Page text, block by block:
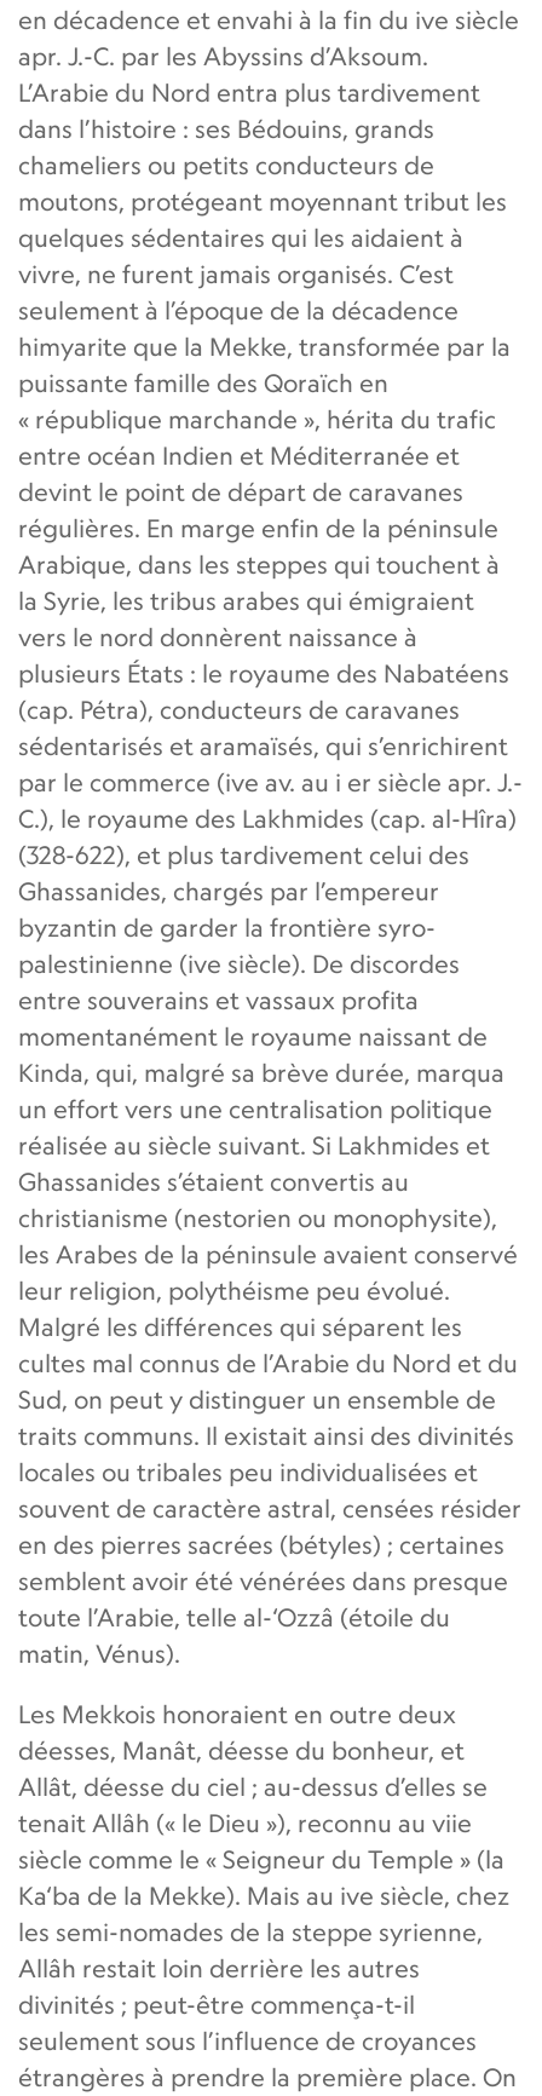
en décadence et envahi à la fin du ive siècle
apr. J.-C. par les Abyssins d’Aksoum.
L’Arabie du Nord entra plus tardivement
dans l’histoire : ses Bédouins, grands
chameliers ou petits conducteurs de
moutons, protégeant moyennant tribut les
quelques sédentaires qui les aidaient à
vivre, ne furent jamais organisés. C’est
seulement à l’époque de la décadence
himyarite que la Mekke, transformée par la
puissante famille des Qoraïch en
« république marchande », hérita du trafic
entre océan Indien et Méditerranée et
devint le point de départ de caravanes
régulières. En marge enfin de la péninsule
Arabique, dans les steppes qui touchent à
la Syrie, les tribus arabes qui émigraient
vers le nord donnèrent naissance à
plusieurs États : le royaume des Nabatéens
(cap. Pétra), conducteurs de caravanes
sédentarisés et aramaïsés, qui s’enrichirent
par le commerce (ive av. au i er siècle apr. J.-
C.), le royaume des Lakhmides (cap. al-Hîra)
(328-622), et plus tardivement celui des
Ghassanides, chargés par l’empereur
byzantin de garder la frontière syro-
palestinienne (ive siècle). De discordes
entre souverains et vassaux profita
momentanément le royaume naissant de
Kinda, qui, malgré sa brève durée, marqua
un effort vers une centralisation politique
réalisée au siècle suivant. Si Lakhmides et
Ghassanides s’étaient convertis au
christianisme (nestorien ou monophysite),
les Arabes de la péninsule avaient conservé
leur religion, polythéisme peu évolué.
Malgré les différences qui séparent les
cultes mal connus de l’Arabie du Nord et du
Sud, on peut y distinguer un ensemble de
traits communs. Il existait ainsi des divinités
locales ou tribales peu individualisées et
souvent de caractère astral, censées résider
en des pierres sacrées (bétyles) ; certaines
semblent avoir été vénérées dans presque
toute l’Arabie, telle al-‘Ozzâ (étoile du
matin, Vénus).
Les Mekkois honoraient en outre deux
déesses, Manât, déesse du bonheur, et
Allât, déesse du ciel ; au-dessus d’elles se
tenait Allâh (« le Dieu »), reconnu au viie
siècle comme le « Seigneur du Temple » (la
Ka‘ba de la Mekke). Mais au ive siècle, chez
les semi-nomades de la steppe syrienne,
Allâh restait loin derrière les autres
divinités ; peut-être commença-t-il
seulement sous l’influence de croyances
étrangères à prendre la première place. On